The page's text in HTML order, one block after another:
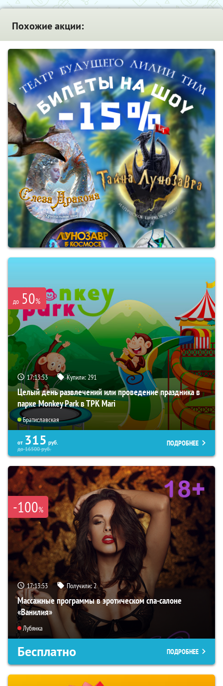
Похожие акции:
до 50%
17:13:52 Купили:291
Целый день развлечений или проведение праздника в
парке Monkey Park в ТРК Mari
Братиславская
от 315 руб.
до16500руб.
ПОДРОБНЕЕ
-100%
17:13:52 Получили:2
Массажные программы в эротическом спа-салоне
«Ванилия»
Лубянка
Бесплатно ПОДРОБНЕЕ